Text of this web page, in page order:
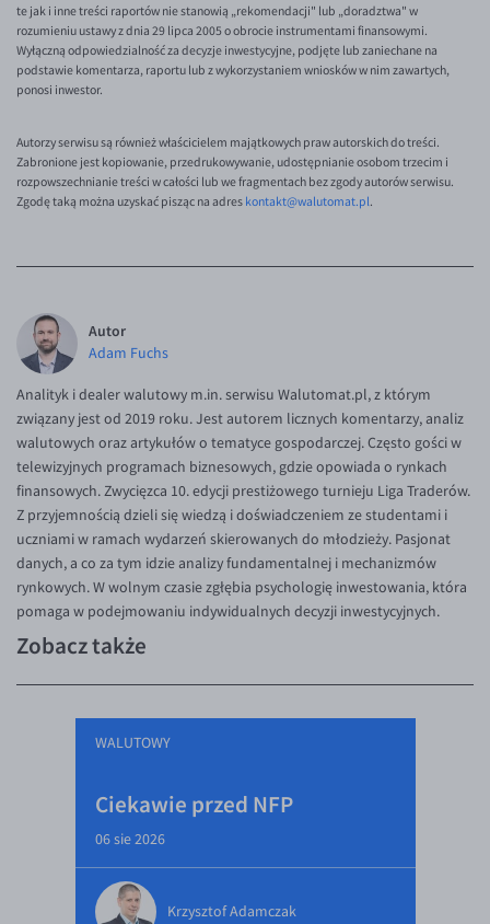
te jak i inne treści raportów nie stanowią „rekomendacji" lub „doradztwa" w
rozumieniu ustawy z dnia 29 lipca 2005 o obrocie instrumentami finansowymi.
Wyłączną odpowiedzialność za decyzje inwestycyjne, podjęte lub zaniechane na
podstawie komentarza, raportu lub z wykorzystaniem wniosków w nim zawartych,
ponosi inwestor.
Autorzy serwisu są również właścicielem majątkowych praw autorskich do treści.
Zabronione jest kopiowanie, przedrukowywanie, udostępnianie osobom trzecim i
rozpowszechnianie treści w całości lub we fragmentach bez zgody autorów serwisu.
Zgodę taką można uzyskać pisząc na adres kontakt@walutomat.pl.
Autor
Adam Fuchs
Analityk i dealer walutowy m.in. serwisu Walutomat.pl, z którym
związany jest od 2019 roku. Jest autorem licznych komentarzy, analiz
walutowych oraz artykułów o tematyce gospodarczej. Często gości w
telewizyjnych programach biznesowych, gdzie opowiada o rynkach
finansowych. Zwycięzca 10. edycji prestiżowego turnieju Liga Traderów.
Z przyjemnością dzieli się wiedzą i doświadczeniem ze studentami i
uczniami w ramach wydarzeń skierowanych do młodzieży. Pasjonat
danych, a co za tym idzie analizy fundamentalnej i mechanizmów
rynkowych. W wolnym czasie zgłębia psychologię inwestowania, która
pomaga w podejmowaniu indywidualnych decyzji inwestycyjnych.
Zobacz także
WALUTOWY
Ciekawie przed NFP
06 sie 2026
Krzysztof Adamczak